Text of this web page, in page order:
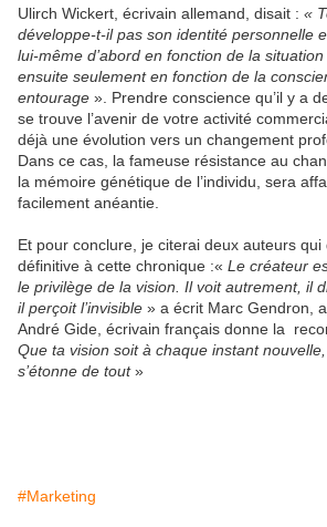
Ulirch Wickert, écrivain allemand, disait : «
développe-t-il pas son identité personnelle
lui-même d’abord en fonction de la
ensuite seulement en fonction de la
entourage ». Prendre conscience qu’il y a
se trouve l’avenir de votre activité
déjà une évolution vers un changement
Dans ce cas, la fameuse résistance au
la mémoire génétique de l’individu, sera
facilement anéantie.
Et pour conclure, je citerai deux auteurs
définitive à cette chronique :« Le créateur
le privilège de la vision. Il voit autrement, il
il perçoit l’invisible » a écrit Marc Gendron,
André Gide, écrivain français donne la
Que ta vision soit à chaque instant
s’étonne de tout»
#Marketing